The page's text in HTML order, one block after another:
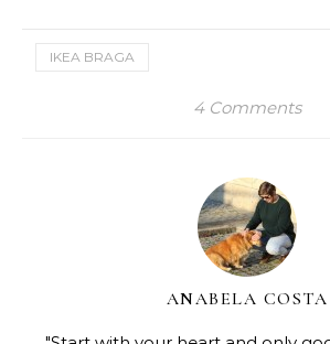
IKEA BRAGA
4 Comments
ANABELA COSTA